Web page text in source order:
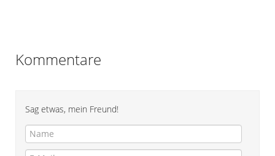
Kommentare
Sag etwas, mein Freund!